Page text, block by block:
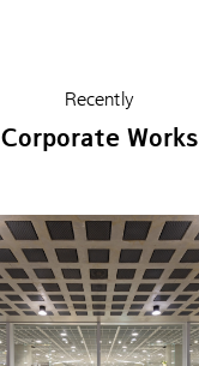
Recently
Corporate Works